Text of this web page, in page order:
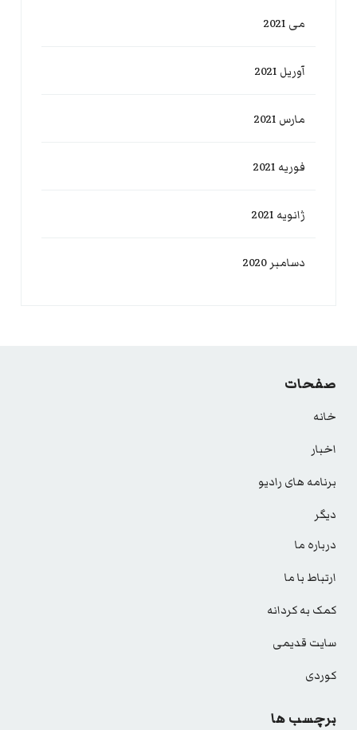
می 2021
آوریل 2021
مارس 2021
فوریه 2021
ژانویه 2021
دسامبر 2020
صفحات
خانه
اخبار
برنامه های رادیو
دیگر
درباره ما
ارتباط با ما
کمک به کردانه
سایت قدیمی
کوردی
برچسب ها